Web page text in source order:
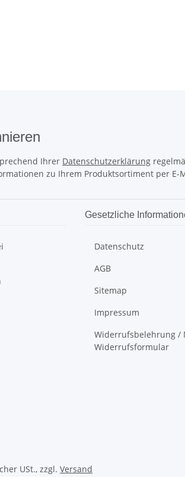
Ihrer Datenschutzerklärung
zu Ihrem Produktsortiment per E-
Gesetzliche
Datenschutz
AGB
Sitemap
Impressum
Widerrufsbelehrung /
Widerrufsformular
USt., zzgl. Versand